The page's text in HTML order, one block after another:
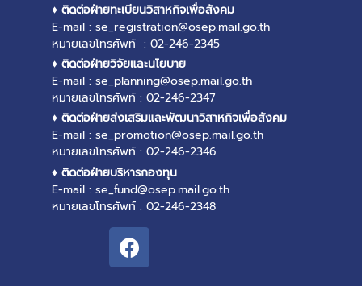
♦ ติดต่อฝ่ายทะเบียนวิสาหกิจเพื่อสังคม
E-mail : se_registration@osep.mail.go.th
หมายเลขโทรศัพท์ : 02-246-2345
♦ ติดต่อฝ่ายวิจัยและนโยบาย
E-mail : se_planning@osep.mail.go.th
หมายเลขโทรศัพท์ : 02-246-2347
♦ ติดต่อฝ่ายส่งเสริมและพัฒนาวิสาหกิจเพื่อสังคม
E-mail : se_promotion@osep.mail.go.th
หมายเลขโทรศัพท์ : 02-246-2346
♦ ติดต่อฝ่ายบริหารกองทุน
E-mail : se_fund@osep.mail.go.th
หมายเลขโทรศัพท์ : 02-246-2348